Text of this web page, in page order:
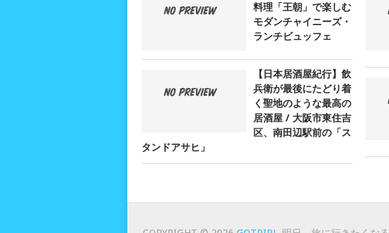
料理「王朝」で楽しむ
モダンチャイニーズ・
ランチビュッフェ
【日本居酒屋紀行】飲
兵衛が最後にたどり着
く聖地のような最高の
居酒屋 / 大阪市東住吉
区、南田辺駅前の「ス
タンドアサヒ」